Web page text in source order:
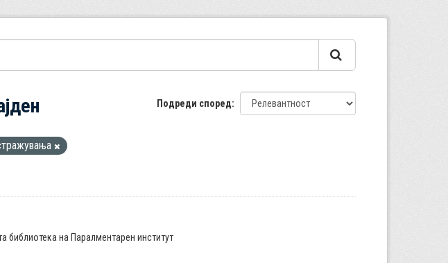
Подреди според
библиотека на Паралментарен институт